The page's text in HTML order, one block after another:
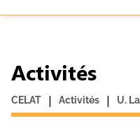
Activités
CELAT | Activités | U.